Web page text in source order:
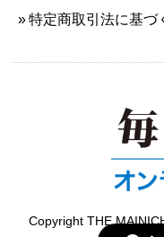
特定商取引法に基づ
Copyright THE